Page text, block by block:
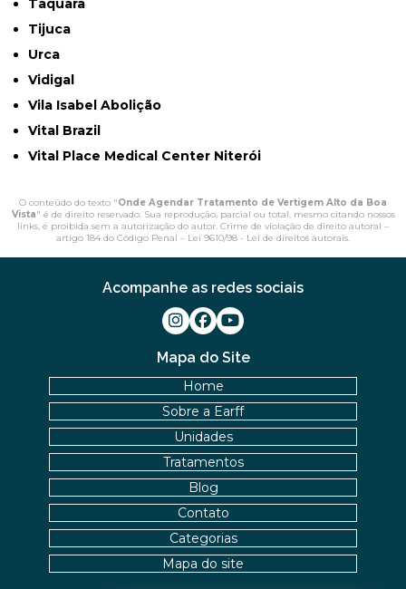
Taquara
Tijuca
Urca
Vidigal
Vila Isabel Abolição
Vital Brazil
Vital Place Medical Center Niterói
O conteúdo do texto "Onde Agendar Tratamento de Vertigem Alto da Boa
Vista" é de direito reservado. Sua reprodução, parcial ou total, mesmo citando nossos
links, é proibida sem a autorização do autor. Crime de violação de direito autoral –
artigo 184 do Código Penal – Lei 9610/98 - Lei de direitos autorais.
Mapa do Site
Home
Sobre a Earff
Unidades
Tratamentos
Blog
Contato
Categorias
Mapa do site
Acompanhe as redes sociais